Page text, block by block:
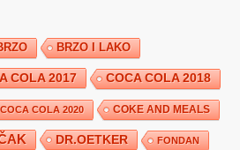
BRZO I LAKO
COLA 2017 COCA COLA 2018
COCA COLA 2020 COKE AND MEALS
DR.OETKER FONDAN